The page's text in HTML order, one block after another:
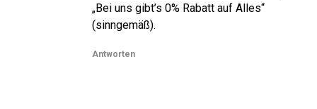
„Bei uns gibt’s 0% Rabatt auf Alles“
(sinngemäß).
Antworten